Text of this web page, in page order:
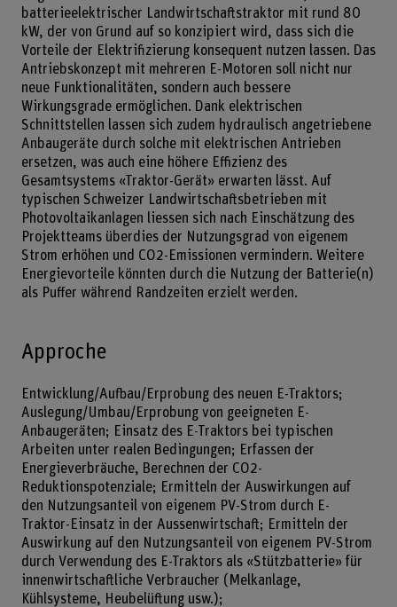
batterieelektrischer Landwirtschaftstraktor mit rund 80
kW, der von Grund auf so konzipiert wird, dass sich die
Vorteile der Elektrifizierung konsequent nutzen lassen. Das
Antriebskonzept mit mehreren E-Motoren soll nicht nur
neue Funktionalitäten, sondern auch bessere
Wirkungsgrade ermöglichen. Dank elektrischen
Schnittstellen lassen sich zudem hydraulisch angetriebene
Anbaugeräte durch solche mit elektrischen Antrieben
ersetzen, was auch eine höhere Effizienz des
Gesamtsystems «Traktor-Gerät» erwarten lässt. Auf
typischen Schweizer Landwirtschaftsbetrieben mit
Photovoltaikanlagen liessen sich nach Einschätzung des
Projektteams überdies der Nutzungsgrad von eigenem
Strom erhöhen und CO2-Emissionen vermindern. Weitere
Energievorteile könnten durch die Nutzung der Batterie(n)
als Puffer während Randzeiten erzielt werden.
Approche
Entwicklung/Aufbau/Erprobung des neuen E-Traktors;
Auslegung/Umbau/Erprobung von geeigneten E-
Anbaugeräten; Einsatz des E-Traktors bei typischen
Arbeiten unter realen Bedingungen; Erfassen der
Energieverbräuche, Berechnen der CO2-
Reduktionspotenziale; Ermitteln der Auswirkungen auf
den Nutzungsanteil von eigenem PV-Strom durch E-
Traktor-Einsatz in der Aussenwirtschaft; Ermitteln der
Auswirkung auf den Nutzungsanteil von eigenem PV-Strom
durch Verwendung des E-Traktors als «Stützbatterie» für
innenwirtschaftliche Verbraucher (Melkanlage,
Kühlsysteme, Heubelüftung usw.);